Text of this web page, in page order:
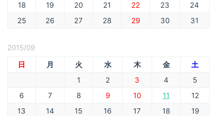
18
19 20 21 22 23
24
25
26 27 28 29 30 31
2015/09
日
月 火 水 木 金
土
1
2 3 4
5
6
7 8 9 10 11
12
13
14 15 16 17 18
19